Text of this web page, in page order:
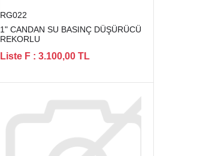
RG022
1" CANDAN SU BASINÇ DÜŞÜRÜCÜ
REKORLU
Liste F : 3.100,00 TL